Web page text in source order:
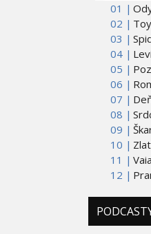
01 |
02 |
03 |
04 |
05 |
06 |
07 |
08 |
09 |
10 |
11 |
12 |